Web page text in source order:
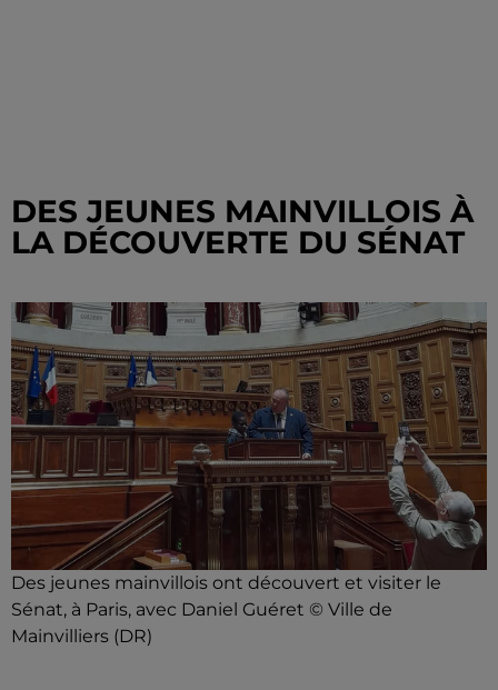
DES JEUNES MAINVILLOIS À
LA DÉCOUVERTE DU SÉNAT
Des jeunes mainvillois ont découvert et visiter le
Sénat, à Paris, avec Daniel Guéret © Ville de
Mainvilliers (DR)